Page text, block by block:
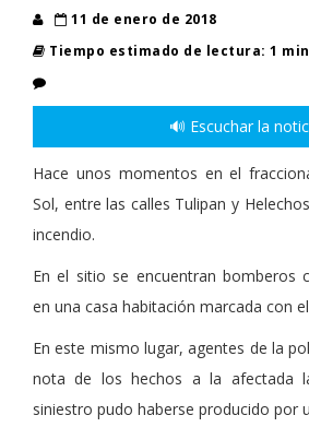
11 de enero de 2018
Tiempo estimado de lectura: 1
🔊 Escuchar la
Hace unos momentos en el
Sol, entre las calles Tulipan y
incendio.
En el sitio se encuentran bomberos
en una casa habitación marcada con
En este mismo lugar, agentes de la
nota de los hechos a la afectada
siniestro pudo haberse producido por